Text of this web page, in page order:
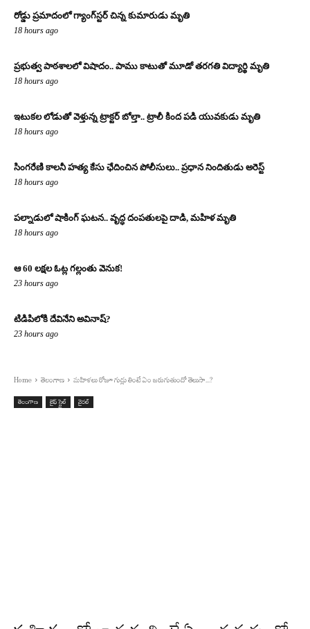
రోడ్డు ప్రమాదంలో గ్యాంగ్‌స్టర్ చిన్న కుమారుడు మృతి
18 hours ago
ప్రభుత్వ పాఠశాలలో విషాదం.. పాము కాటుతో మూడో తరగతి విద్యార్థి మృతి
18 hours ago
ఇటుకల లోడుతో వెళ్తున్న ట్రాక్టర్ బోల్తా.. ట్రాలీ కింద పడి యువకుడు మృతి
18 hours ago
సింగరేణి కాలనీ హత్య కేసు ఛేదించిన పోలీసులు.. ప్రధాన నిందితుడు అరెస్ట్
18 hours ago
పల్నాడులో షాకింగ్ ఘటన.. వృద్ధ దంపతులపై దాడి, మహిళ మృతి
18 hours ago
ఆ 60 లక్షల ఓట్ల గల్లంతు వెనుక!
23 hours ago
టిడిపిలోకి దేవినేని అవినాష్?
23 hours ago